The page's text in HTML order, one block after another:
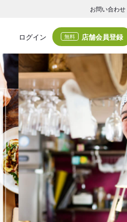
お問い合わせ
ログイン 無料 店舗会員登録
集客・業務支援
グの集客サービスと業務支援サービスで店舗